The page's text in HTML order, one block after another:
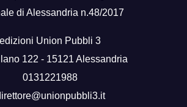
di Alessandria n.48/2017
edizioni Union Pubbli 3
122 - 15121 Alessandria
0131221988